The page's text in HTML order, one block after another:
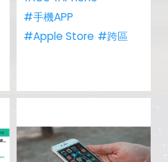
#手機APP
#Apple Store #跨區